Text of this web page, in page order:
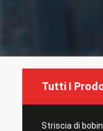
Tutti I
Striscia di